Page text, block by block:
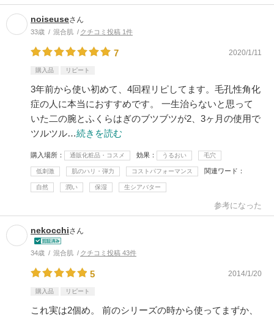
noiseuseさん
33歳 混合肌 クチコミ投稿 1件
7 2020/1/11
購入品 リピート
3年前から使い初めて、4回程リピしてます。毛孔性角化
症の人に本当におすすめです。 一生治らないと思って
いた二の腕とふくらはぎのブツブツが2、3ヶ月の使用で
ツルツル…続きを読む
購入場所 通販化粧品・コスメ 効果 うるおい 毛穴
低刺激 肌のハリ・弾力 コストパフォーマンス 関連ワード
自然 潤い 保湿 生シアバター
参考になった
nekocchiさん
34歳 混合肌 クチコミ投稿 43件
5 2014/1/20
購入品 リピート
これ実は2個め。 前のシリーズの時から使ってまずか、